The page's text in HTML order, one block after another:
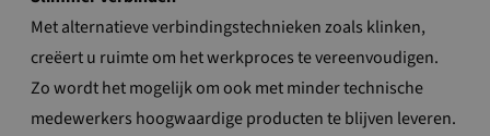
Met alternatieve verbindingstechnieken zoals klinken,
creëert u ruimte om het werkproces te vereenvoudigen.
Zo wordt het mogelijk om ook met minder technische
medewerkers hoogwaardige producten te blijven leveren.